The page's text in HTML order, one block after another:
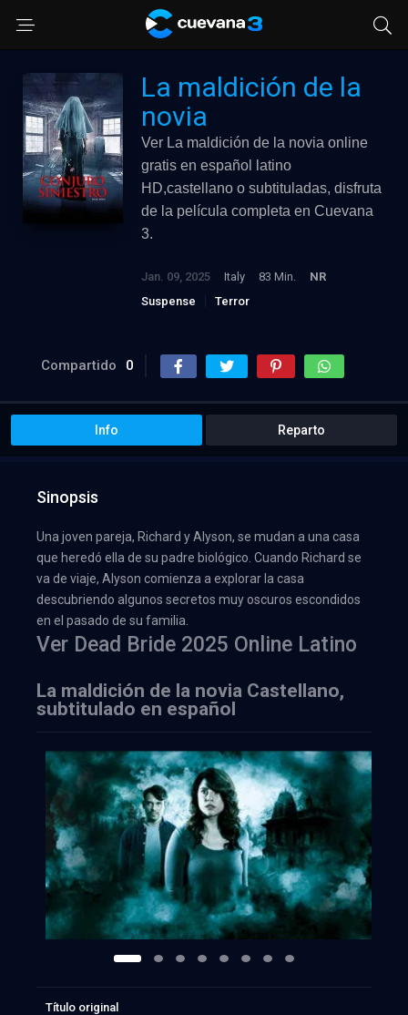
La maldición de la
novia
Ver La maldición de la novia online
gratis en español latino
HD,castellano o subtituladas, disfruta
de la película completa en Cuevana
3.
Jan. 09, 2025 Italy 83 Min.
NR
Suspense
Terror
Compartido 0
Info Reparto
Sinopsis
Una joven pareja, Richard y Alyson, se mudan a una casa
que heredó ella de su padre biológico. Cuando Richard se
va de viaje, Alyson comienza a explorar la casa
descubriendo algunos secretos muy oscuros escondidos
en el pasado de su familia.
Ver Dead Bride 2025 Online Latino
La maldición de la novia Castellano,
subtitulado en español
Título original